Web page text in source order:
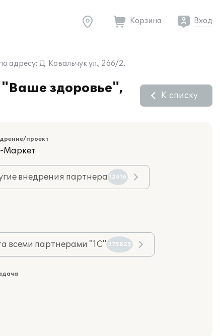
Корзина Вход
адресу: Д. Ковальчук ул., 266/2.
здоровье",
К списку
проект
Маркет
внедрения партнера 12616
всеми партнерами "1С" 575825